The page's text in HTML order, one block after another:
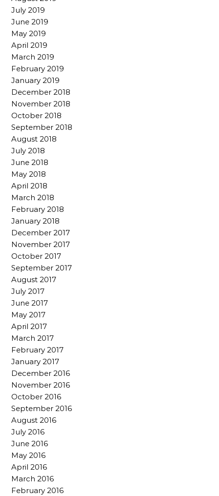
July 2019
June 2019
May 2019
April 2019
March 2019
February 2019
January 2019
December 2018
November 2018
October 2018
September 2018
August 2018
July 2018
June 2018
May 2018
April 2018
March 2018
February 2018
January 2018
December 2017
November 2017
October 2017
September 2017
August 2017
July 2017
June 2017
May 2017
April 2017
March 2017
February 2017
January 2017
December 2016
November 2016
October 2016
September 2016
August 2016
July 2016
June 2016
May 2016
April 2016
March 2016
February 2016